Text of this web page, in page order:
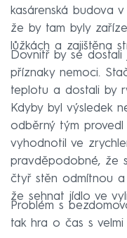
kasárenská budova
že by tam byly
lůžkách a zajištěna
Dovnitř by se
příznaky nemoci.
teplotu a dostali by
Kdyby byl výsledek
odběrný tým provedl
vyhodnotil ve
pravděpodobné, že
čtyř stěn odmítnou
že sehnat jídlo ve
Problém s
tak hra o čas s velmi